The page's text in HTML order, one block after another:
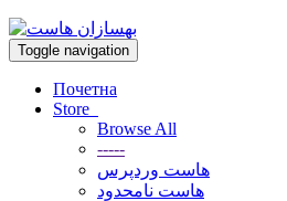
Toggle navigation
Почетна
Store
Browse All
-----
هاست وردپرس
هاست نامحدود